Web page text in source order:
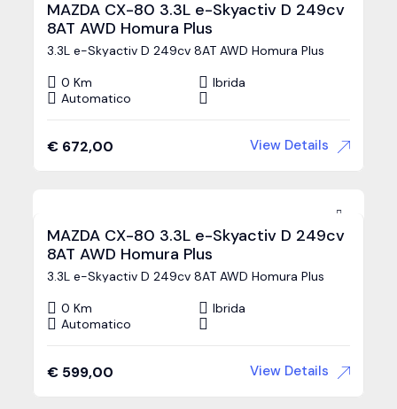
MAZDA CX-80 3.3L e-Skyactiv D 249cv
8AT AWD Homura Plus
3.3L e-Skyactiv D 249cv 8AT AWD Homura Plus
0 Km
Ibrida
Automatico
€ 672,00 View Details
MAZDA CX-80 3.3L e-Skyactiv D 249cv
8AT AWD Homura Plus
3.3L e-Skyactiv D 249cv 8AT AWD Homura Plus
0 Km
Ibrida
Automatico
€ 599,00 View Details
la mappa,